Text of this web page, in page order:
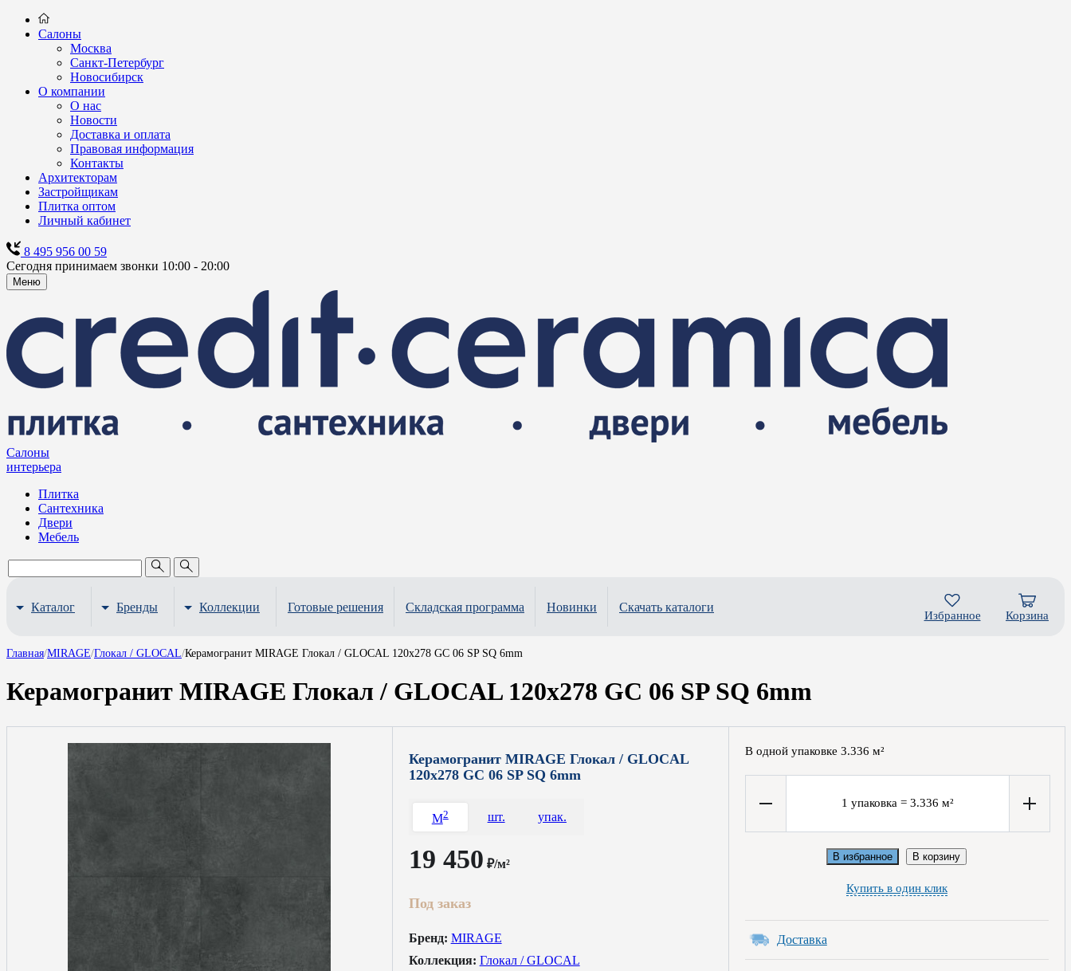
Салоны
Москва
Санкт-Петербург
Новосибирск
О компании
О нас
Новости
Доставка и оплата
Правовая информация
Контакты
Архитекторам
Застройщикам
Плитка оптом
Личный кабинет
8 495 956 00 59
Сегодня принимаем звонки 10:00 - 20:00
Меню
Салоны
интерьера
Плитка
Сантехника
Двери
Мебель
Каталог Бренды Коллекции Готовые решения Складская программа Новинки Скачать каталоги
Избранное Корзина
Главная/MIRAGE/Глокал / GLOCAL/Керамогранит MIRAGE Глокал / GLOCAL 120x278 GC 06 SP SQ 6mm
Керамогранит MIRAGE Глокал / GLOCAL 120x278 GC 06 SP SQ 6mm
Керамогранит MIRAGE Глокал / GLOCAL
120x278 GC 06 SP SQ 6mm
M2 шт. упак.
19 450 ₽/м²
Под заказ
Бренд: MIRAGE
Коллекция: Глокал / GLOCAL
В одной упаковке 3.336 м²
1 упаковка = 3.336 м²
В избранное В корзину
Купить в один клик
Доставка